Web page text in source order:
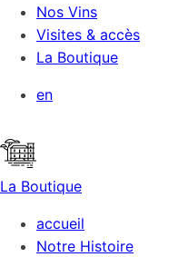
Nos Vins
Visites & accès
La Boutique
en
La Boutique
accueil
Notre Histoire